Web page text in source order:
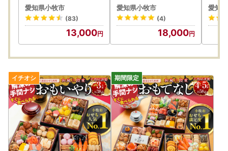
2026年12月25日(金)までの入金分は2026年12月31日(木)ま
でに発送します。
2026年12月26日(土)から2026年12月31日(木)までの入金分
は2027年1月6日(水)までに発送します。
＜受領証明書＞
2026年12月20日(日)までの入金分は2026年12月31日(木)ま
でに発送します。
2026年12月21日(月)から2026年12月31日(木)までの入金分
は2027年1月中に発送します。
セット 日本三大地鶏 小
牧市発祥 [001T01]
愛知県小牧市
(83)
13,000
シート使用 [056T01]
愛知県小牧市
(4)
18,000
風三
冷蔵
03]
愛知